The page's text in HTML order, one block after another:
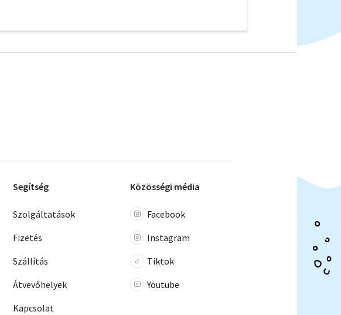
Segítség
Szolgáltatások
Fizetés
Szállítás
Átvevőhelyek
Kapcsolat
Közösségi média
Facebook
Instagram
Tiktok
Youtube